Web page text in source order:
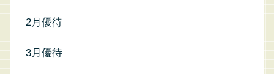
2月優待
3月優待